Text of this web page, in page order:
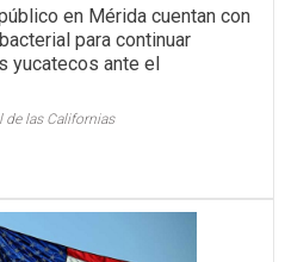
en Mérida cuentan con
para continuar
yucatecos ante el
de las Californias